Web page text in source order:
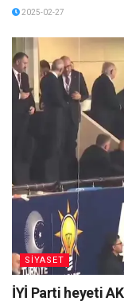
2025-02-27
SİYASET
İYİ Parti heyeti